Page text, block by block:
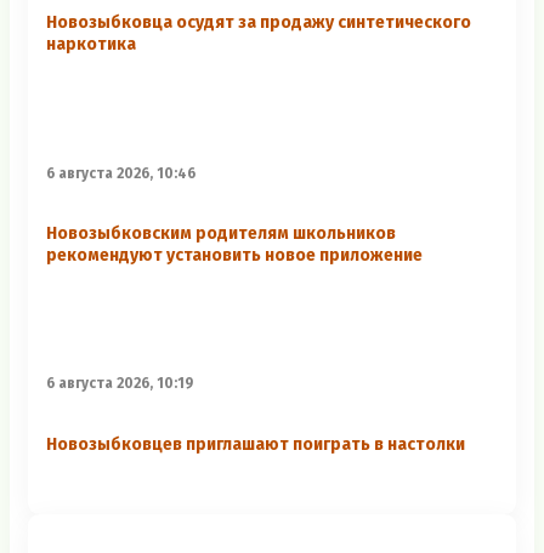
Новозыбковца осудят за продажу синтетического
наркотика
6 августа 2026, 10:46
Новозыбковским родителям школьников
рекомендуют установить новое приложение
6 августа 2026, 10:19
Новозыбковцев приглашают поиграть в настолки